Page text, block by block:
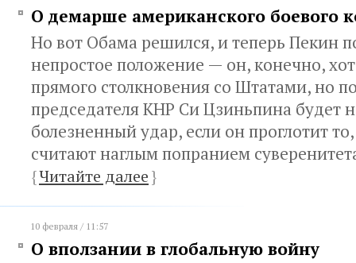
О демарше американского боевого
Но вот Обама решился, и теперь Пекин
непростое положение — он, конечно,
прямого столкновения со Штатами, но
председателя КНР Си Цзиньпина будет
болезненный удар, если он проглотит
считают наглым попранием
{Читайте далее}
10 февраля / 11:57
О вползании в глобальную войну